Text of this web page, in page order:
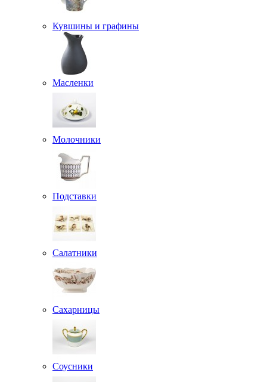
Кувшины и графины
Масленки
Молочники
Подставки
Салатники
Сахарницы
Соусники